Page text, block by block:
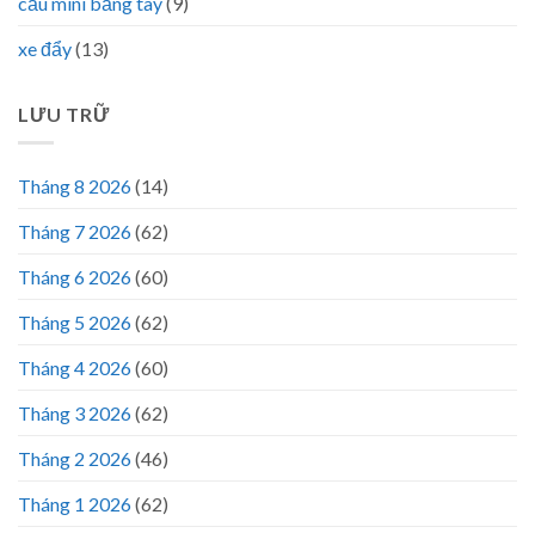
xe đẩy(13)
LƯU TRỮ
Tháng 8 2026(14)
Tháng 7 2026(62)
Tháng 6 2026(60)
Tháng 5 2026(62)
Tháng 4 2026(60)
Tháng 3 2026(62)
Tháng 2 2026(46)
Tháng 1 2026(62)